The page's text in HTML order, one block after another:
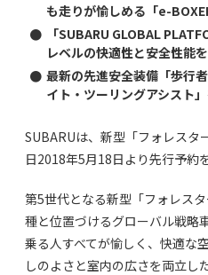
も走りが愉しめる「e-
●
「SUBARU GLOBAL
レベルの快適性と安全性能を
● 最新の先進安全装備「歩行
イト・ツーリングアシスト」
SUBARUは、新型「フォレスタ
日2018年5月18日より先行予約
第5世代となる新型「フォレス
種と位置づけるグローバル戦略車
乗る人すべてが愉しく、快適な
しのよさと室内の広さを両立